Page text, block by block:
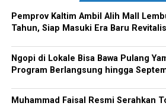
Pemprov Kaltim Ambil Alih Mall
Tahun, Siap Masuki Era Baru
Ngopi di Lokale Bisa Bawa Pulang
Program Berlangsung hingga
Muhammad Faisal Resmi Serahkan